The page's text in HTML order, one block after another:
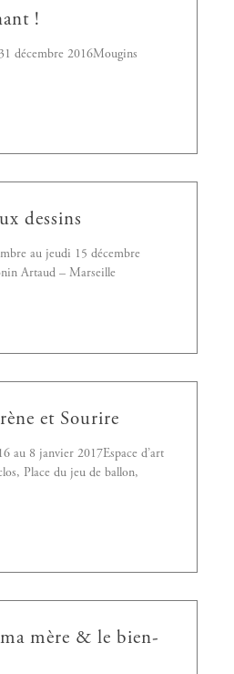
!
décembre 2016Mougins
dessins
au jeudi 15 décembre
Artaud – Marseille
et Sourire
au 8 janvier 2017Espace d’art
Place du jeu de ballon,
mère & le bien-